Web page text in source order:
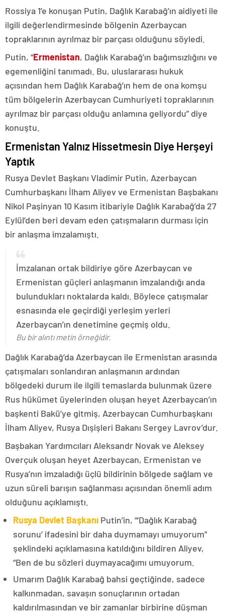
Rossiya 1’e konuşan Putin, Dağlık Karabağ’ın aidiyeti ile
ilgili değerlendirmesinde bölgenin Azerbaycan
topraklarının ayrılmaz bir parçası olduğunu söyledi.
Putin, “Ermenistan, Dağlık Karabağ’ın bağımsızlığını ve
egemenliğini tanımadı. Bu, uluslararası hukuk
açısından hem Dağlık Karabağ’ın hem de ona komşu
tüm bölgelerin Azerbaycan Cumhuriyeti topraklarının
ayrılmaz bir parçası olduğu anlamına geliyordu” diye
konuştu.
Ermenistan Yalnız Hissetmesin Diye Herşeyi
Yaptık
Rusya Devlet Başkanı Vladimir Putin, Azerbaycan
Cumhurbaşkanı İlham Aliyev ve Ermenistan Başbakanı
Nikol Paşinyan 10 Kasım itibariyle Dağlık Karabağ’da 27
Eylül’den beri devam eden çatışmaların durması için
bir anlaşma imzalamıştı.
İmzalanan ortak bildiriye göre Azerbaycan ve
Ermenistan güçleri anlaşmanın imzalandığı anda
bulundukları noktalarda kaldı. Böylece çatışmalar
esnasında ele geçirdiği yerleşim yerleri
Azerbaycan’ın denetimine geçmiş oldu.
Bu bir alıntı metin örneğidir.
Dağlık Karabağ’da Azerbaycan ile Ermenistan arasında
çatışmaları sonlandıran anlaşmanın ardından
bölgedeki durum ile ilgili temaslarda bulunmak üzere
Rus hükümet üyelerinden oluşan heyet Azerbaycan’ın
başkenti Bakü’ye gitmiş, Azerbaycan Cumhurbaşkanı
İlham Aliyev, Rusya Dışişleri Bakanı Sergey Lavrov’dur.
Başbakan Yardımcıları Aleksandr Novak ve Aleksey
Overçuk oluşan heyet Azerbaycan, Ermenistan ve
Rusya’nın imzaladığı üçlü bildirinin bölgede sağlam ve
uzun süreli barışın sağlanması açısından önemli adım
olduğunu açıklamıştı.
Rusya Devlet Başkanı Putin’in, “‘Dağlık Karabağ
sorunu’ ifadesini bir daha duymamayı umuyorum”
şeklindeki açıklamasına katıldığını bildiren Aliyev,
“Ben de bu sözleri duymayacağımı umuyorum.
Umarım Dağlık Karabağ bahsi geçtiğinde, sadece
kalkınmadan, savaşın sonuçlarının ortadan
kaldırılmasından ve bir zamanlar birbirine düşman